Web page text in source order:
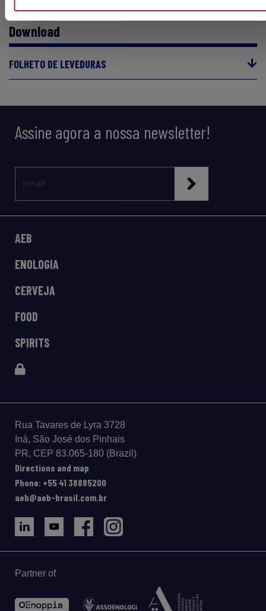
Download
FOLHETO DE LEVEDURAS
Assine agora a nossa newsletter!
AEB
ENOLOGIA
CERVEJA
FOOD
SPIRITS
Rua Tavares de Lyra 3728
Iná, São José dos Pinhais
PR, CEP 83.065-180 (Brazil)
Directions and map
Phone: +55 41 38885200
aeb@aeb-brasil.com.br
Partner of